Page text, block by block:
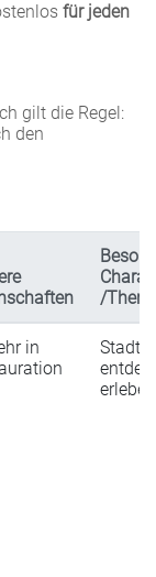
für jeden
gilt die Regel:
den
/
in
Stadt
erleben